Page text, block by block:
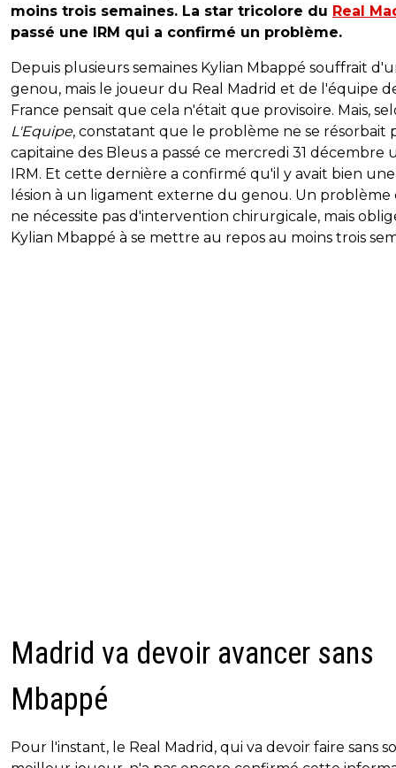
moins trois semaines. La star tricolore du Real
passé une IRM qui a confirmé un problème.
Depuis plusieurs semaines Kylian Mbappé souffrait
genou, mais le joueur du Real Madrid et de l'équipe
France pensait que cela n'était que provisoire. Mais,
L'Equipe, constatant que le problème ne se résorbait
capitaine des Bleus a passé ce mercredi 31 décembre
IRM. Et cette dernière a confirmé qu'il y avait bien une
lésion à un ligament externe du genou. Un problème
ne nécessite pas d'intervention chirurgicale, mais
Kylian Mbappé à se mettre au repos au moins trois
Madrid va devoir avancer sans
Mbappé
Pour l'instant, le Real Madrid, qui va devoir faire sans